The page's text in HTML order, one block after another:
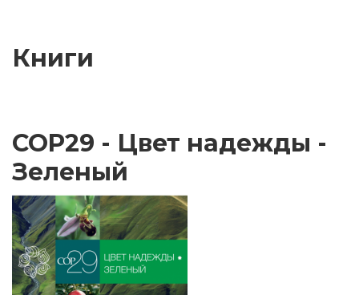
Книги
COP29 - Цвет надежды -
Зеленый